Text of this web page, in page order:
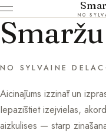
NO
NO SYLVAINE
Aicinājums izzināt un
Iepazīstiet izejvielas,
aizkulises — starp